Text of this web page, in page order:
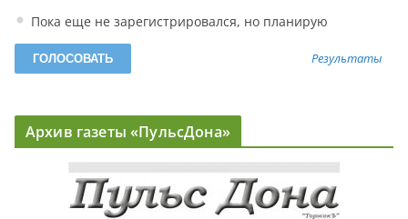
Пока еще не зарегистрировался, но планирую
Результаты
Архив газеты «ПульсДона»